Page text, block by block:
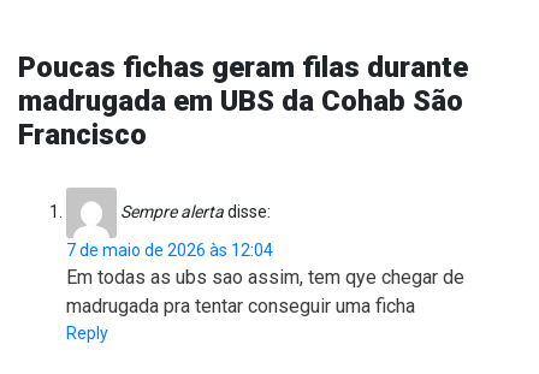
Poucas fichas geram filas durante
madrugada em UBS da Cohab São
Francisco
Sempre alertadisse:
7 de maio de 2026 às 12:04
Em todas as ubs sao assim, tem qye chegar de
madrugada pra tentar conseguir uma ficha
Reply